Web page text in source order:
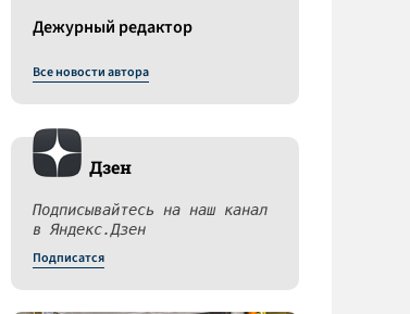
Дежурный редактор
Все новости автора
Дзен
Подписывайтесь на наш канал
в Яндекс.Дзен
Подписатся